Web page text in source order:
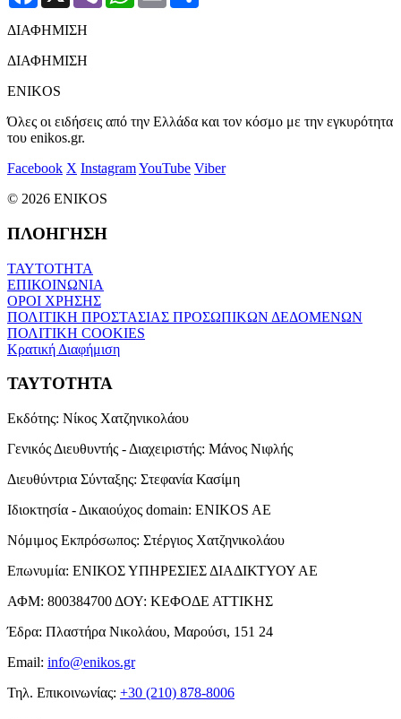
ΔΙΑΦΗΜΙΣΗ
ΔΙΑΦΗΜΙΣΗ
ENIKOS
Όλες οι ειδήσεις από την Ελλάδα και τον κόσμο με την εγκυρότητα
του enikos.gr.
Facebook X InstagramYouTube Viber
© 2026 ENIKOS
ΠΛΟΗΓΗΣΗ
ΤΑΥΤΟΤΗΤΑ
ΕΠΙΚΟΙΝΩΝΙΑ
ΟΡΟΙ ΧΡΗΣΗΣ
ΠΟΛΙΤΙΚΗ ΠΡΟΣΤΑΣΙΑΣ ΠΡΟΣΩΠΙΚΩΝ ΔΕΔΟΜΕΝΩΝ
ΠΟΛΙΤΙΚΗ COOKIES
Κρατική Διαφήμιση
ΤΑΥΤΟΤΗΤΑ
Εκδότης: Νίκος Χατζηνικολάου
Γενικός Διευθυντής - Διαχειριστής: Μάνος Νιφλής
Διευθύντρια Σύνταξης: Στεφανία Κασίμη
Ιδιοκτησία - Δικαιούχος domain: ENIKOS AE
Νόμιμος Εκπρόσωπος: Στέργιος Χατζηνικολάου
Επωνυμία: ΕΝΙΚΟΣ ΥΠΗΡΕΣΙΕΣ ΔΙΑΔΙΚΤΥΟΥ ΑΕ
ΑΦΜ: 800384700 ΔΟΥ: ΚΕΦΟΔΕ ΑΤΤΙΚΗΣ
Έδρα: Πλαστήρα Νικολάου, Μαρούσι, 151 24
Email: info@enikos.gr
Τηλ. Επικοινωνίας: +30 (210) 878-8006